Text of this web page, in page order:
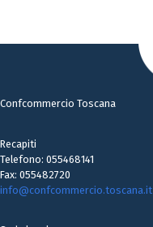
Confcommercio Toscana
Recapiti
Telefono: 055468141
Fax: 055482720
info@confcommercio.toscana.it